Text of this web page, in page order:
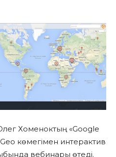
Олег Хоменоктың «Google
көмегімен интерактив
вебинары өтеді.